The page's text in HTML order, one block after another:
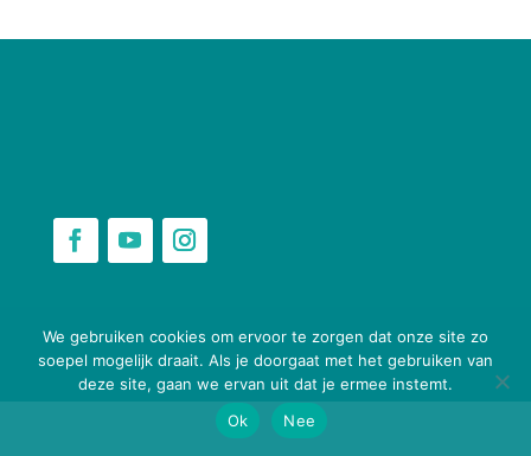
We gebruiken cookies om ervoor te zorgen dat onze site zo
soepel mogelijk draait. Als je doorgaat met het gebruiken van
deze site, gaan we ervan uit dat je ermee instemt.
Ok
Nee